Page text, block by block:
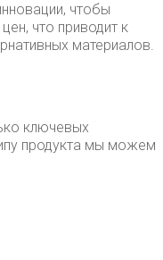
чтобы
что приводит к
материалов.
ключевых
продукта мы можем